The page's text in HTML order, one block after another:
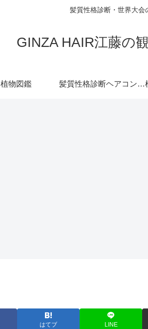
髪質性格診断・世界大
GINZA HAIR江藤の
植物図鑑 髪質性格診断ヘアコンパス™︎
はてブ LINE